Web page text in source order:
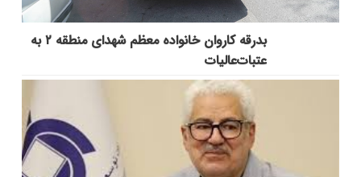
بدرقه کاروان خانواده معظم شهدای منطقه ۲ به
عتبات‌عالیات